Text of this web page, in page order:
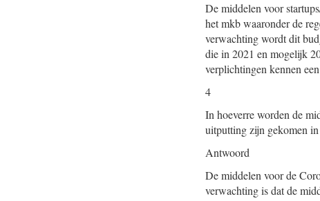
De middelen voor
het mkb waaronder de
verwachting wordt dit
die in 2021 en mogelijk
verplichtingen kennen
4
In hoeverre worden de
uitputting zijn gekomen
Antwoord
De middelen voor de
verwachting is dat de